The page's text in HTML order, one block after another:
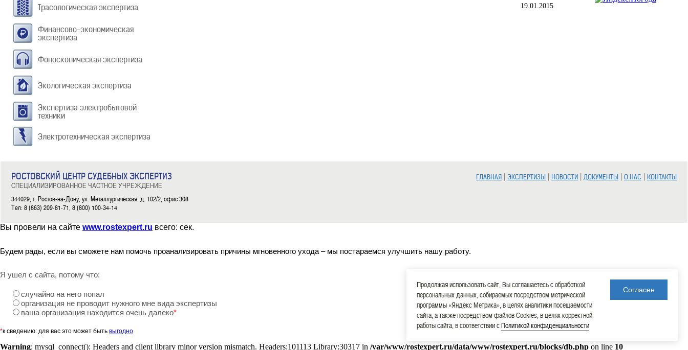
Трасологическая экспертиза
Финансово-экономическая
экспертиза
Фоноскопическая экспертиза
Экологическая экспертиза
Экспертиза электробытовой
техники
Электротехническая экспертиза
19.01.2015
РОСТОВСКИЙ ЦЕНТР СУДЕБНЫХ ЭКСПЕРТИЗ
СПЕЦИАЛИЗИРОВАННОЕ ЧАСТНОЕ УЧРЕЖДЕНИЕ
344029, г. Ростов-на-Дону, ул. Металлургическая, д. 102/2, офис 308
Тел: 8 (863) 209-81-71, 8 (800) 100-34-14
ГЛАВНАЯ | ЭКСПЕРТИЗЫ | НОВОСТИ | ДОКУМЕНТЫ | О НАС | КОНТАКТЫ
Вы провели на сайте www.rostexpert.ru всего: сек.
Будем рады, если вы сможете нам помочь проанализировать причины мгновенного ухода – мы постараемся улучшить нашу работу.
Я ушел с сайта, потому что:
случайно на него попал
организация не проводит нужного мне вида экспертизы
ваша организация находится очень далеко*
*к сведению: для вас это может быть выгодно
Warning: mysql_connect(): Headers and client library minor version mismatch. Headers:101113 Library:30317 in /var/www/rostexpert.ru/data/www/rostexpert.ru/blocks/db.php on line 10
Продолжая использовать сайт, Вы соглашаетесь с обработкой
персональных данных, собираемых посредством метрической
программы «Яндекс Метрика», в целях аналитики посещаемости
сайта, а также посредством файлов Cookies, в целях корректной
работы сайта, в соответствии сПолитикой конфиденциальности
Согласен